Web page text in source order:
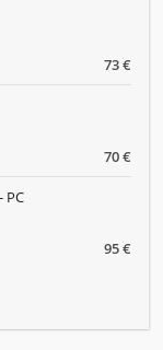
73 €
70 €
95 €
PC